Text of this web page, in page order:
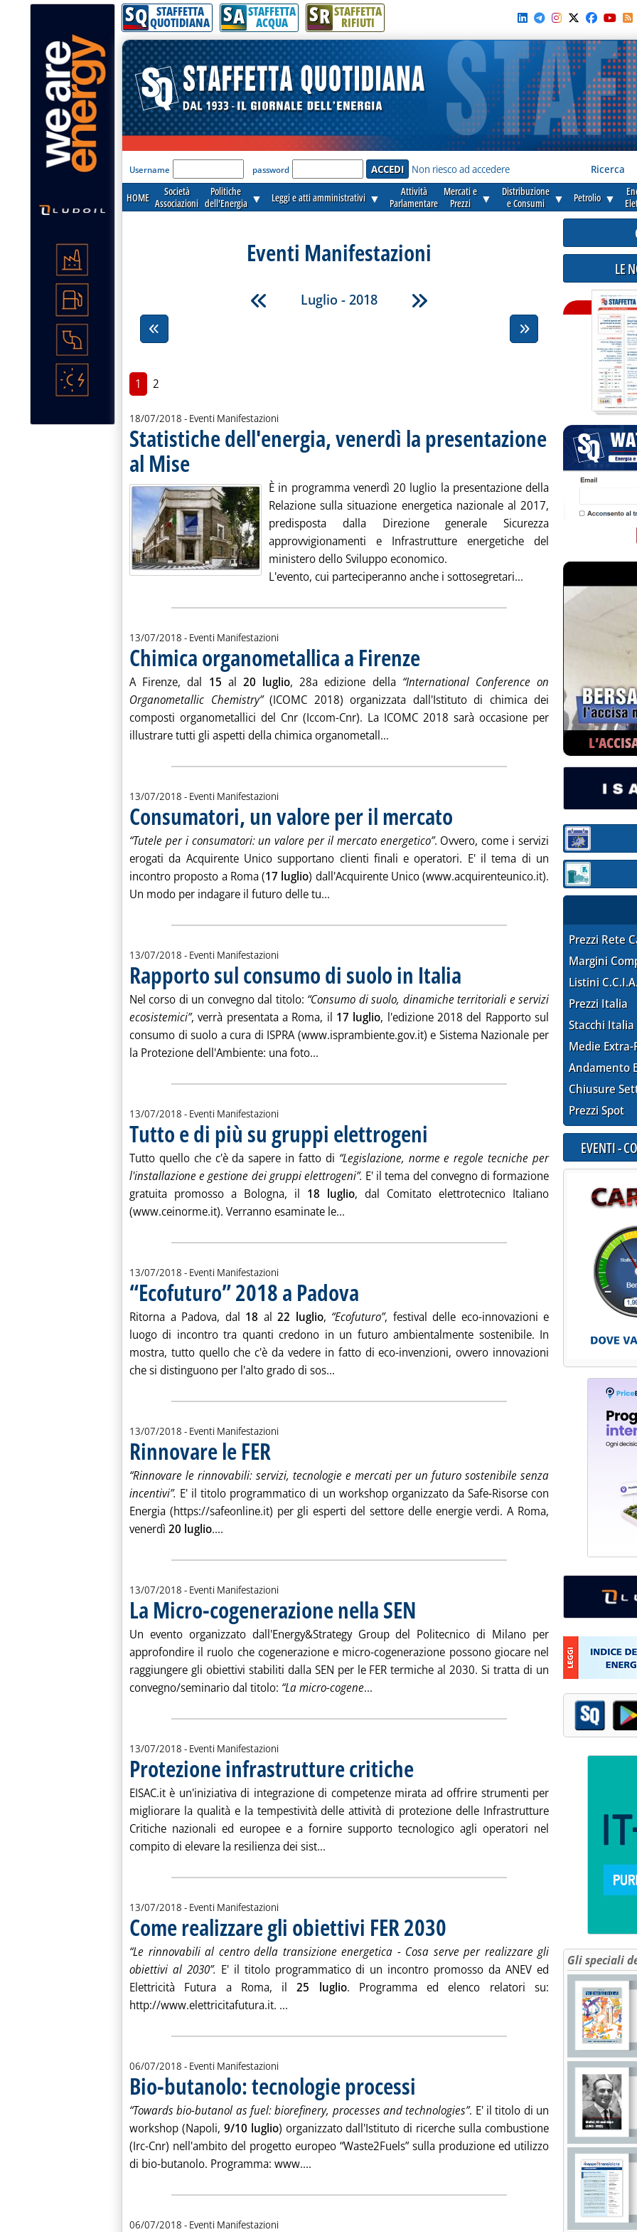
SQ STAFFETTA
QUOTIDIANA SA STAFFETTA
ACQUA SR STAFFETTA
RIFIUTI
'Modulo Login per accedere'
Username password Non riesco ad accedere Ricerca
HOME
Società
Associazioni
Politiche
dell'Energia ▼ Leggi e atti amministrativi ▼
Attività
Parlamentare
Mercati e
Prezzi
▼
Distribuzione
e Consumi
▼ Petrolio ▼
Eventi Manifestazioni
Luglio - 2018
1 2
18/07/2018 - Eventi Manifestazioni
Statistiche dell'energia, venerdì la presentazione
al Mise . Pubblicata mercoledì 18 luglio 2018 alle 9.2.
È in programma venerdì 20 luglio la presentazione della
Relazione sulla situazione energetica nazionale al 2017,
predisposta dalla Direzione generale Sicurezza
approvvigionamenti e Infrastrutture energetiche del
ministero dello Sviluppo economico.
L'evento, cui parteciperanno anche i sottosegretari...
13/07/2018 - Eventi Manifestazioni
Chimica organometallica a Firenze
A Firenze, dal 15 al 20 luglio, 28a edizione della “International Conference on
Organometallic Chemistry” (ICOMC 2018) organizzata dall'Istituto di chimica dei
composti organometallici del Cnr (Iccom-Cnr). La ICOMC 2018 sarà occasione per
illustrare tutti gli aspetti della chimica organometall... Leggi tutta la notizia: 'Chimica organometallica
13/07/2018 - Eventi Manifestazioni
Consumatori, un valore per il mercato . Pubblicata venerdì 13 luglio 2018 alle 12.11.
“Tutele per i consumatori: un valore per il mercato energetico”. Ovvero, come i servizi
erogati da Acquirente Unico supportano clienti finali e operatori. E' il tema di un
incontro proposto a Roma (17 luglio) dall'Acquirente Unico (www.acquirenteunico.it).
Un modo per indagare il futuro delle tu... Leggi tutta la notizia: 'Consumatori, un valore per il
13/07/2018 - Eventi Manifestazioni
Rapporto sul consumo di suolo in Italia . Pubblicata venerdì 13 luglio 2018 alle 12.11.
Nel corso di un convegno dal titolo: “Consumo di suolo, dinamiche territoriali e servizi
ecosistemici”, verrà presentata a Roma, il 17 luglio, l'edizione 2018 del Rapporto sul
consumo di suolo a cura di ISPRA (www.isprambiente.gov.it) e Sistema Nazionale per
la Protezione dell'Ambiente: una foto... Leggi tutta la notizia: 'Rapporto sul consumo di suolo in Italia'
13/07/2018 - Eventi Manifestazioni
Tutto e di più su gruppi elettrogeni . Pubblicata venerdì 13 luglio 2018 alle 12.11.
Tutto quello che c'è da sapere in fatto di “Legislazione, norme e regole tecniche per
l'installazione e gestione dei gruppi elettrogeni”. E' il tema del convegno di formazione
gratuita promosso a Bologna, il 18 luglio, dal Comitato elettrotecnico Italiano
(www.ceinorme.it). Verranno esaminate le... Leggi tutta la notizia: 'Tutto e di più su gruppi
13/07/2018 - Eventi Manifestazioni
“Ecofuturo” 2018 a Padova
Ritorna a Padova, dal 18 al 22 luglio, “Ecofuturo”, festival delle eco-innovazioni e
luogo di incontro tra quanti credono in un futuro ambientalmente sostenibile. In
mostra, tutto quello che c'è da vedere in fatto di eco-invenzioni, ovvero innovazioni
che si distinguono per l'alto grado di sos... Leggi tutta la notizia: '“Ecofuturo” 2018 a Padova'
13/07/2018 - Eventi Manifestazioni
Rinnovare le FER
“Rinnovare le rinnovabili: servizi, tecnologie e mercati per un futuro sostenibile senza
incentivi”. E' il titolo programmatico di un workshop organizzato da Safe-Risorse con
Energia (https://safeonline.it) per gli esperti del settore delle energie verdi. A Roma,
venerdì 20 luglio....
13/07/2018 - Eventi Manifestazioni
La Micro-cogenerazione nella SEN
Un evento organizzato dall'Energy&Strategy Group del Politecnico di Milano per
approfondire il ruolo che cogenerazione e micro-cogenerazione possono giocare nel
raggiungere gli obiettivi stabiliti dalla SEN per le FER termiche al 2030. Si tratta di un
convegno/seminario dal titolo: “La micro-cogene...
13/07/2018 - Eventi Manifestazioni
Protezione infrastrutture critiche
EISAC.it è un'iniziativa di integrazione di competenze mirata ad offrire strumenti per
migliorare la qualità e la tempestività delle attività di protezione delle Infrastrutture
Critiche nazionali ed europee e a fornire supporto tecnologico agli operatori nel
compito di elevare la resilienza dei sist... Leggi tutta la notizia: 'Protezione infrastrutture critiche '
13/07/2018 - Eventi Manifestazioni
Come realizzare gli obiettivi FER 2030
“Le rinnovabili al centro della transizione energetica - Cosa serve per realizzare gli
obiettivi al 2030”. E' il titolo programmatico di un incontro promosso da ANEV ed
Elettricità Futura a Roma, il25 luglio. Programma ed elenco relatori su:
http://www.elettricitafutura.it. ... Leggi tutta la notizia: 'Come realizzare gli obiettivi FER 2030'
06/07/2018 - Eventi Manifestazioni
Bio-butanolo: tecnologie processi
“Towards bio-butanol as fuel: biorefinery, processes and technologies”. E' il titolo di un
workshop (Napoli, 9/10 luglio) organizzato dall'Istituto di ricerche sulla combustione
(Irc-Cnr) nell'ambito del progetto europeo “Waste2Fuels” sulla produzione ed utilizzo
di bio-butanolo. Programma: www.... Leggi tutta la notizia: 'Bio-butanolo: tecnologie processi'
06/07/2018 - Eventi Manifestazioni
LE
Sezione:
Sezione:
Prezzi Rete
Margini
Listini
Prezzi Italia
Stacchi Italia
Medie Extra-
Andamento
Chiusure
Prezzi Spot
EVENTI -
Gli speciali